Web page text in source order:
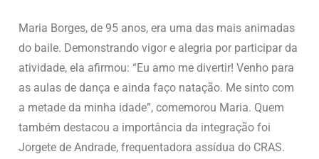
Maria Borges, de 95 anos, era uma das mais animadas
do baile. Demonstrando vigor e alegria por participar da
atividade, ela afirmou: “Eu amo me divertir! Venho para
as aulas de dança e ainda faço natação. Me sinto com
a metade da minha idade”, comemorou Maria. Quem
também destacou a importância da integração foi
Jorgete de Andrade, frequentadora assídua do CRAS.